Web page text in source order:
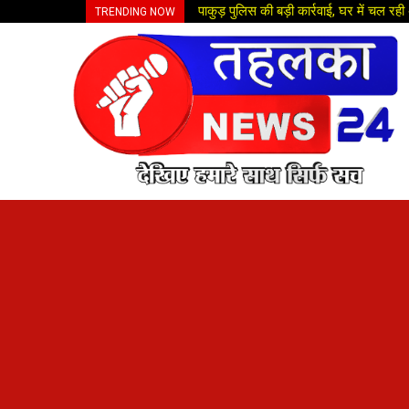
TRENDING NOW पाकुड़ पुलिस की बड़ी कार्रवाई, घर में चल